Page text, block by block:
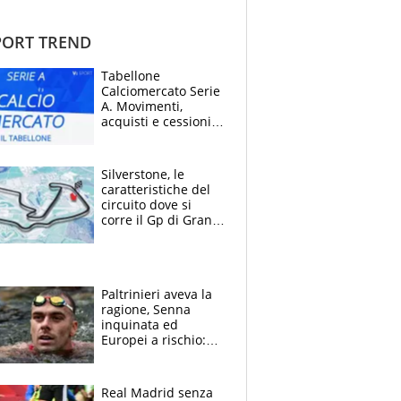
TREND
Tabellone
Calciomercato Serie
A. Movimenti,
acquisti e cessioni:
Silverstone, le
caratteristiche del
circuito dove si
corre il Gp di Gran
Paltrinieri aveva la
ragione, Senna
inquinata ed
Europei a rischio:
adesso
Real Madrid senza